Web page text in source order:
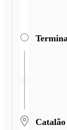
Catalão